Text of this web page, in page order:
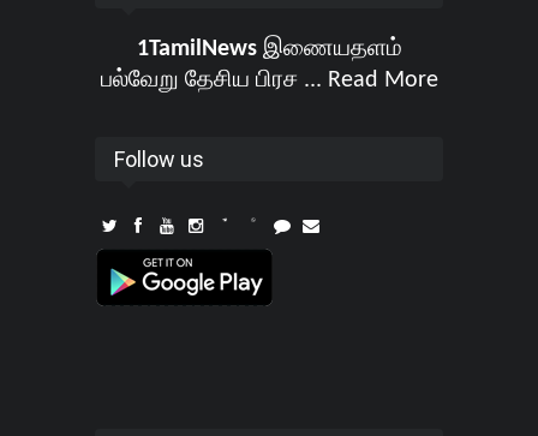
1TamilNewsஇணையதளம்
பல்வேறு தேசிய பிரச ... Read More
Follow us